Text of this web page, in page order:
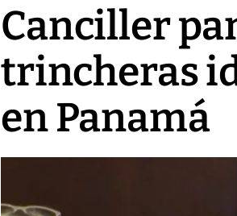
Canciller
trincheras
en Panamá